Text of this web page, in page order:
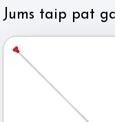
Jums taip pat